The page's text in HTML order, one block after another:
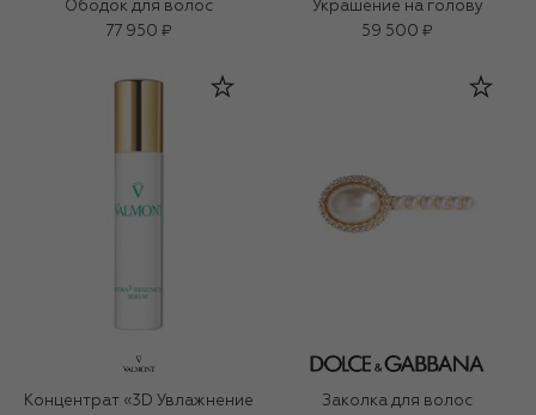
Ободок для волос
77 950 ₽
Украшение на голову
59 500 ₽
Концентрат «3D Увлажнение
Заколка для волос